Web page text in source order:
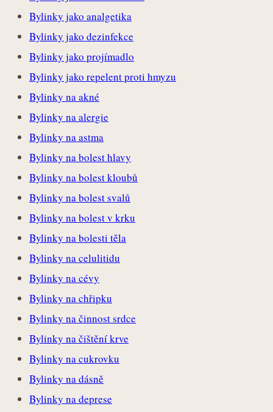
Bylinky jako analgetika
Bylinky jako dezinfekce
Bylinky jako projímadlo
Bylinky jako repelent proti hmyzu
Bylinky na akné
Bylinky na alergie
Bylinky na astma
Bylinky na bolest hlavy
Bylinky na bolest kloubů
Bylinky na bolest svalů
Bylinky na bolest v krku
Bylinky na bolesti těla
Bylinky na celulitidu
Bylinky na cévy
Bylinky na chřipku
Bylinky na činnost srdce
Bylinky na čištění krve
Bylinky na cukrovku
Bylinky na dásně
Bylinky na deprese